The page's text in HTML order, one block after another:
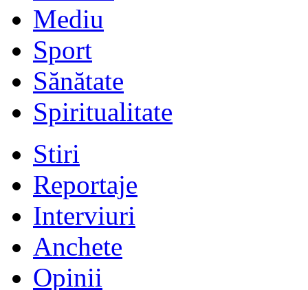
Mediu
Sport
Sănătate
Spiritualitate
Stiri
Reportaje
Interviuri
Anchete
Opinii